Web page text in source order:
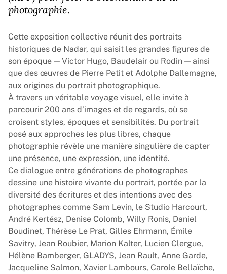
photographie.
Cette exposition collective réunit des portraits
historiques de Nadar, qui saisit les grandes figures de
son époque — Victor Hugo, Baudelair ou Rodin — ainsi
que des œuvres de Pierre Petit et Adolphe Dallemagne,
aux origines du portrait photographique.
À travers un véritable voyage visuel, elle invite à
parcourir 200 ans d’images et de regards, où se
croisent styles, époques et sensibilités. Du portrait
posé aux approches les plus libres, chaque
photographie révèle une manière singulière de capter
une présence, une expression, une identité.
Ce dialogue entre générations de photographes
dessine une histoire vivante du portrait, portée par la
diversité des écritures et des intentions avec des
photographes comme Sam Levin, le Studio Harcourt,
André Kertész, Denise Colomb, Willy Ronis, Daniel
Boudinet, Thérèse Le Prat, Gilles Ehrmann, Émile
Savitry, Jean Roubier, Marion Kalter, Lucien Clergue,
Hélène Bamberger, GLADYS, Jean Rault, Anne Garde,
Jacqueline Salmon, Xavier Lambours, Carole Bellaïche,